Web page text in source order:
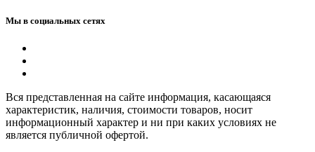
Мы в социальных сетях
Вся представленная на сайте информация, касающаяся
характеристик, наличия, стоимости товаров, носит
информационный характер и ни при каких условиях не
является публичной офертой.